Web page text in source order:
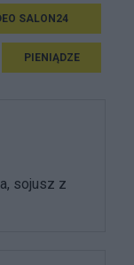
SALON24
PIENIĄDZE
sojusz z